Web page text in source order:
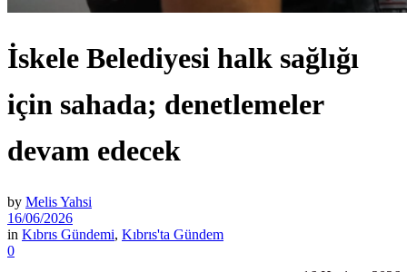
İskele Belediyesi halk sağlığı
için sahada; denetlemeler
devam edecek
by Melis Yahsi
16/06/2026
in Kıbrıs Gündemi, Kıbrıs'ta Gündem
0